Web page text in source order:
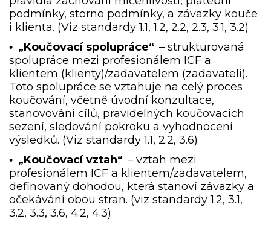
podmínky, storno podmínky, a závazky kouče
i klienta. (Viz standardy 1.1, 1.2, 2.2, 2.3, 3.1, 3.2)
• „Koučovací spolupráce“ – strukturovaná
spolupráce mezi profesionálem ICF a
klientem (klienty)/zadavatelem (zadavateli).
Toto spolupráce se vztahuje na celý proces
koučování, včetně úvodní konzultace,
stanovování cílů, pravidelných koučovacích
sezení, sledování pokroku a vyhodnocení
výsledků. (Viz standardy 1.1, 2.2, 3.6)
• „Koučovací vztah“ – vztah mezi
profesionálem ICF a klientem/zadavatelem,
definovaný dohodou, která stanoví závazky a
očekávání obou stran. (viz standardy 1.2, 3.1,
3.2, 3.3, 3.6, 4.2, 4.3)